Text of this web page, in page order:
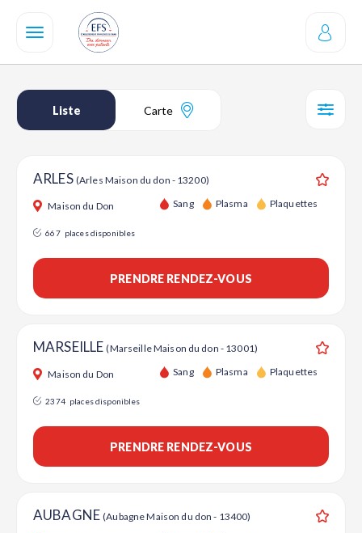
contenu
Liste Carte
ARLES (Arles Maison du don - 13200)
Maison du Don Sang Plasma Plaquettes
667 places disponibles
PRENDRE RENDEZ-VOUS
MARSEILLE(Marseille Maison du don - 13001)
Maison du Don Sang Plasma Plaquettes
2374 places disponibles
PRENDRE RENDEZ-VOUS
AUBAGNE(Aubagne Maison du don - 13400)